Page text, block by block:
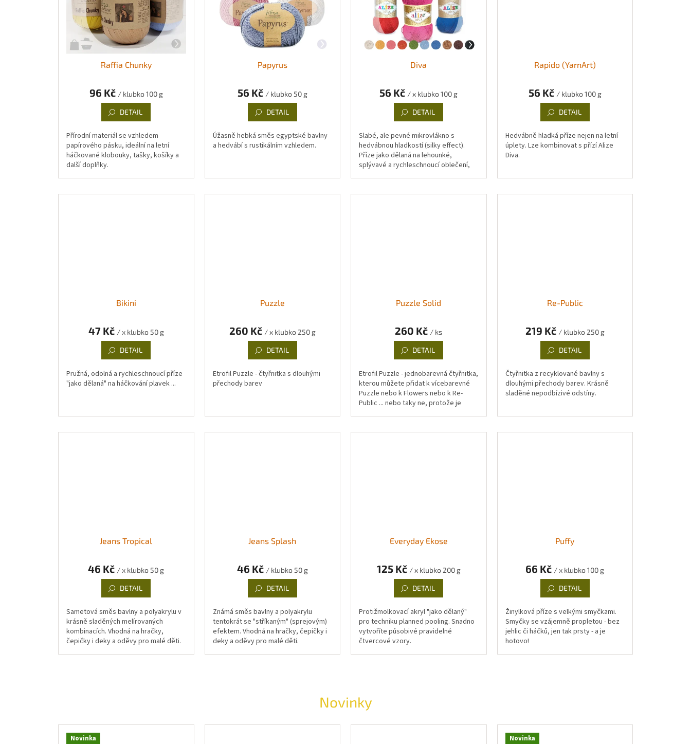
Raffia Chunky
96 Kč / klubko 100 g
DETAIL
Přírodní materiál se vzhledem
papírového pásku, ideální na letní
háčkované klobouky, tašky, košíky a
další doplňky.
Papyrus
56 Kč / klubko 50 g
DETAIL
Úžasně hebká směs egyptské bavlny
a hedvábí s rustikálním vzhledem.
Diva
56 Kč / x klubko 100 g
DETAIL
Slabé, ale pevné mikrovlákno s
hedvábnou hladkostí (silky effect).
Příze jako dělaná na lehounké,
splývavé a rychleschnoucí oblečení,
Rapido (YarnArt)
56 Kč / klubko 100 g
DETAIL
Hedvábně hladká příze nejen na letní
úplety. Lze kombinovat s přízí Alize
Diva.
Bikini
47 Kč / x klubko 50 g
DETAIL
Pružná, odolná a rychleschnoucí příze
"jako dělaná" na háčkování plavek ...
Puzzle
260 Kč / x klubko 250 g
DETAIL
Etrofil Puzzle - čtyřnitka s dlouhými
přechody barev
Puzzle Solid
260 Kč / ks
DETAIL
Etrofil Puzzle - jednobarevná čtyřnitka,
kterou můžete přidat k vícebarevné
Puzzle nebo k Flowers nebo k Re-
Public ... nebo taky ne, protože je
Re-Public
219 Kč / klubko 250 g
DETAIL
Čtyřnitka z recyklované bavlny s
dlouhými přechody barev. Krásně
sladěné nepodbízivé odstíny.
Jeans Tropical
46 Kč / x klubko 50 g
DETAIL
Sametová směs bavlny a polyakrylu v
krásně sladěných melírovaných
kombinacích. Vhodná na hračky,
čepičky i deky a oděvy pro malé děti.
Jeans Splash
46 Kč / klubko 50 g
DETAIL
Známá směs bavlny a polyakrylu
tentokrát se "stříkaným" (sprejovým)
efektem. Vhodná na hračky, čepičky i
deky a oděvy pro malé děti.
Everyday Ekose
125 Kč / x klubko 200 g
DETAIL
Protižmolkovací akryl "jako dělaný"
pro techniku planned pooling. Snadno
vytvoříte působivé pravidelné
čtvercové vzory.
Puffy
66 Kč / x klubko 100 g
DETAIL
Žinylková příze s velkými smyčkami.
Smyčky se vzájemně propletou - bez
jehlic či háčků, jen tak prsty - a je
hotovo!
Novinky
Novinka Novinka